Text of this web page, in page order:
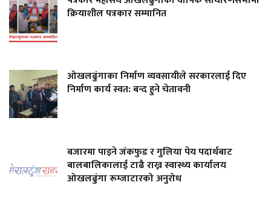
क्रियाशील पत्रकार सम्मानित
ओखलढुंगाका निर्माण व्यवसायीले सरकारलाई दिए
निर्माण कार्य स्वत: बन्द हुने चेतावनी
बजारमा पाइने जंकफुड र गुलिया पेय पदार्थबाट
बालबालिकालाई टाढै राख्न स्वास्थ्य कार्यालय
ओखलढुंगा रूम्जाटारको अनुरोध